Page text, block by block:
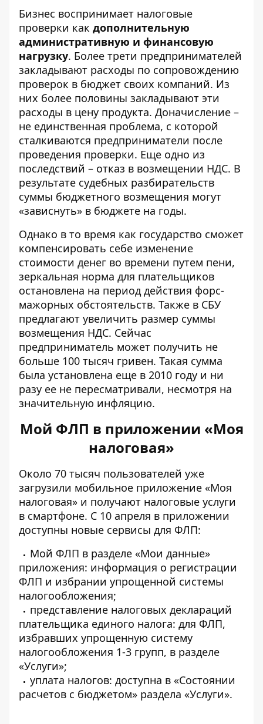
Бизнес воспринимает налоговые
проверки как дополнительную
административную и финансовую
нагрузку. Более трети предпринимателей
закладывают расходы по сопровождению
проверок в бюджет своих компаний. Из
них более половины закладывают эти
расходы в цену продукта. Доначисление –
не единственная проблема, с которой
сталкиваются предприниматели после
проведения проверки. Еще одно из
последствий – отказ в возмещении НДС. В
результате судебных разбирательств
суммы бюджетного возмещения могут
«зависнуть» в бюджете на годы.
Однако в то время как государство сможет
компенсировать себе изменение
стоимости денег во времени путем пени,
зеркальная норма для плательщиков
остановлена ​​на период действия форс-
мажорных обстоятельств. Также в СБУ
предлагают увеличить размер суммы
возмещения НДС. Сейчас
предприниматель может получить не
больше 100 тысяч гривен. Такая сумма
была установлена ​​еще в 2010 году и ни
разу ее не пересматривали, несмотря на
значительную инфляцию.
Мой ФЛП в приложении «Моя
налоговая»
Около 70 тысяч пользователей уже
загрузили мобильное приложение «Моя
налоговая» и получают налоговые услуги
в смартфоне. С 10 апреля в приложении
доступны новые сервисы для ФЛП:
Мой ФЛП в разделе «Мои данные»
приложения: информация о регистрации
ФЛП и избрании упрощенной системы
налогообложения;
представление налоговых деклараций
плательщика единого налога: для ФЛП,
избравших упрощенную систему
налогообложения 1-3 групп, в разделе
«Услуги»;
уплата налогов: доступна в «Состоянии
расчетов с бюджетом» раздела «Услуги».